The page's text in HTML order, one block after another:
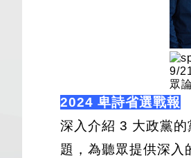
9/
眾
2024 卑詩省選戰報
深入介紹 3 大政黨
題，為聽眾提供深入